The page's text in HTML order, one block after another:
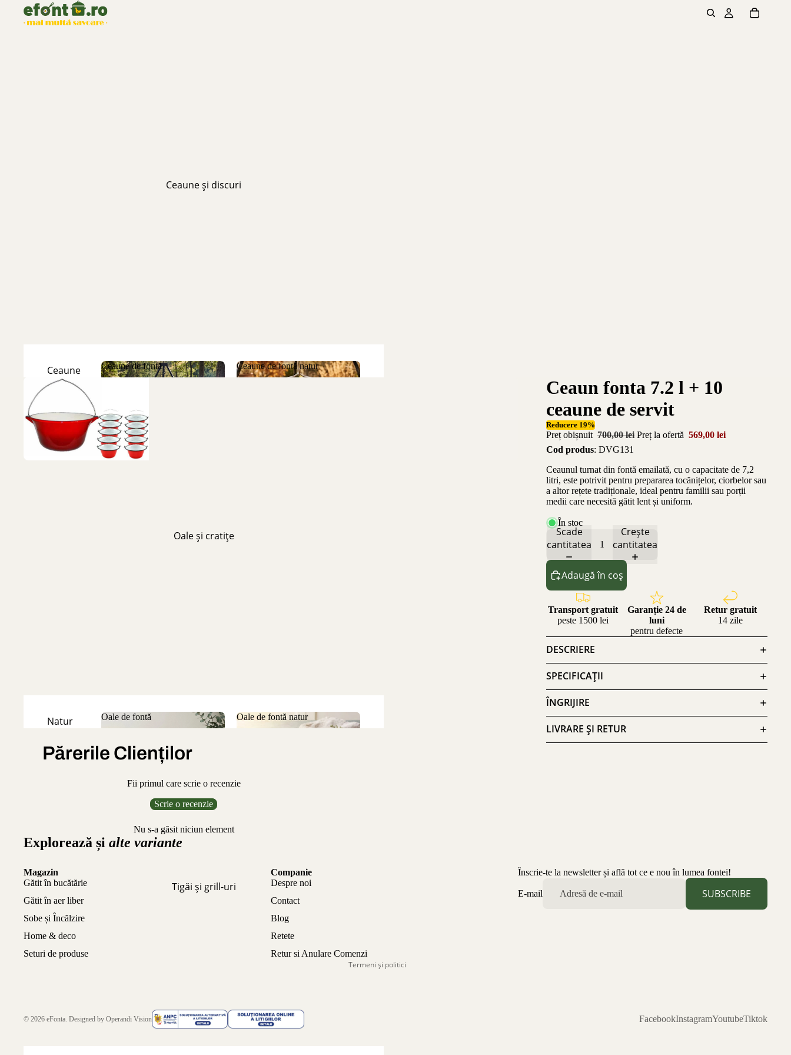
Ceaune și discuri
Ceaune
Natur
Emailate
Discuri
de fontă
Ceaune de fontă
Ceaune de fontă natur
Oale și cratițe
Natur
Oale de fontă
Oale de fontă natur
Tigăi și grill-uri
Ceaun fonta 7.2 l + 10
ceaune de servit
Reducere 19%
Preț obișnuit 700,00 lei Preț la ofertă 569,00 lei
Cod produs: DVG131
Ceaunul turnat din fontă emailată, cu o capacitate de 7,2
litri, este potrivit pentru prepararea tocănițelor, ciorbelor sau
a altor rețete tradiționale, ideal pentru familii sau porții
medii care necesită gătit lent și uniform.
În stoc
Scade
cantitatea
Crește
cantitatea
Adaugă în coș
Transport gratuit
peste 1500 lei
Garanție 24 de
luni
pentru defecte
Retur gratuit
14 zile
DESCRIERE
SPECIFICAȚII
ÎNGRIJIRE
LIVRARE ȘI RETUR
Părerile Clienților
Fii primul care scrie o recenzie
Scrie o recenzie
Nu s-a găsit niciun element
Explorează și alte variante
Magazin
Gătit în bucătărie
Gătit în aer liber
Sobe și Încălzire
Home & deco
Seturi de produse
Companie
Despre noi
Contact
Blog
Retete
Retur si Anulare Comenzi
Înscrie-te la newsletter și află tot ce e nou în lumea fontei!
E-mail SUBSCRIBE
© 2026 eFonta. Designed by Operandi Vision
Termeni și politici
FacebookInstagramYoutubeTiktok